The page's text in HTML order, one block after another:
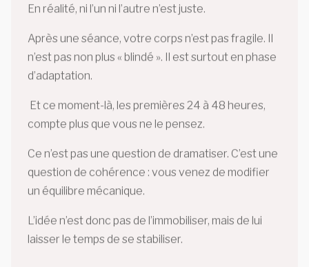
En réalité, ni l’un ni l’autre n’est juste.
Après une séance, votre corps n’est pas fragile. Il
n’est pas non plus « blindé ». Il est surtout en phase
d’adaptation.
Et ce moment-là, les premières 24 à 48 heures,
compte plus que vous ne le pensez.
Ce n’est pas une question de dramatiser. C’est une
question de cohérence : vous venez de modifier
un équilibre mécanique.
L’idée n’est donc pas de l’immobiliser, mais de lui
laisser le temps de se stabiliser.